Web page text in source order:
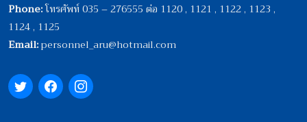
Phone:โทรศัพท์ 035 – 276555 ต่อ 1120 , 1121 , 1122 , 1123 ,
1124 , 1125
Email:personnel_aru@hotmail.com